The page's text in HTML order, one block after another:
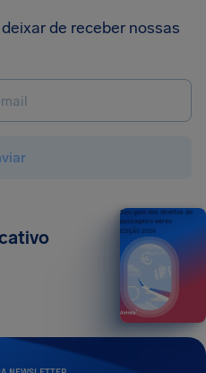
de receber nossas
Seu guia dos direitos do
passageiro aéreo
EDIÇÃO 2026